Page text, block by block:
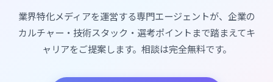
業界特化メディアを運営する専門エージェントが、企業の
カルチャー・技術スタック・選考ポイントまで踏まえてキ
ャリアをご提案します。相談は完全無料です。